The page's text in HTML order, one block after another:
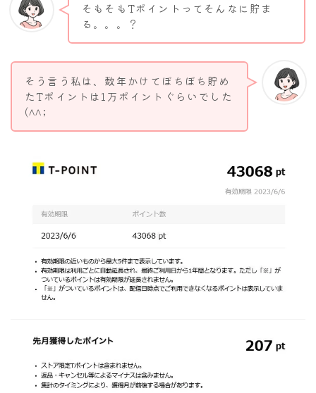
そもそもTポイントってそんなに貯ま
る。。。？
そう言う私は、数年かけてぼちぼち貯め
たTポイントは1万ポイントぐらいでした
(^^;